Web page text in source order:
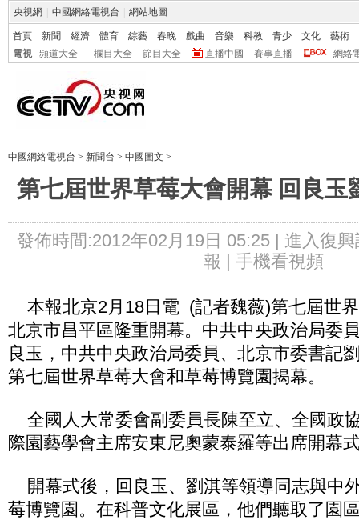
央視網 中國網絡電視台 網站地圖
首頁 新聞 經濟 體育 綜藝 春晚 戲曲 音樂 科教 青少 文化
藝術
電視
頻道大全 欄目大全 節目大全 直播中國 賽事直播 網絡
中國網絡電視台 > 新聞台 > 中國圖文 >
第七屆世界草莓大會開幕 回良玉
發佈時間:2012年02月19日 05:25 | 進入復
報 | 手機看視頻
本報北京2月18日電 (記者魏薇)第七屆世
北京市昌平區隆重開幕。中共中央政治局委
良玉，中共中央政治局委員、北京市委書記
第七屆世界草莓大會和草莓博覽園揭幕。
全國人大常委會副委員長陳至立、全國政
際園藝學會主席安東尼奧蒙泰羅等出席開幕
開幕式後，回良玉、劉淇等領導同志與中
莓博覽園。在科普文化展區，他們聽取了園